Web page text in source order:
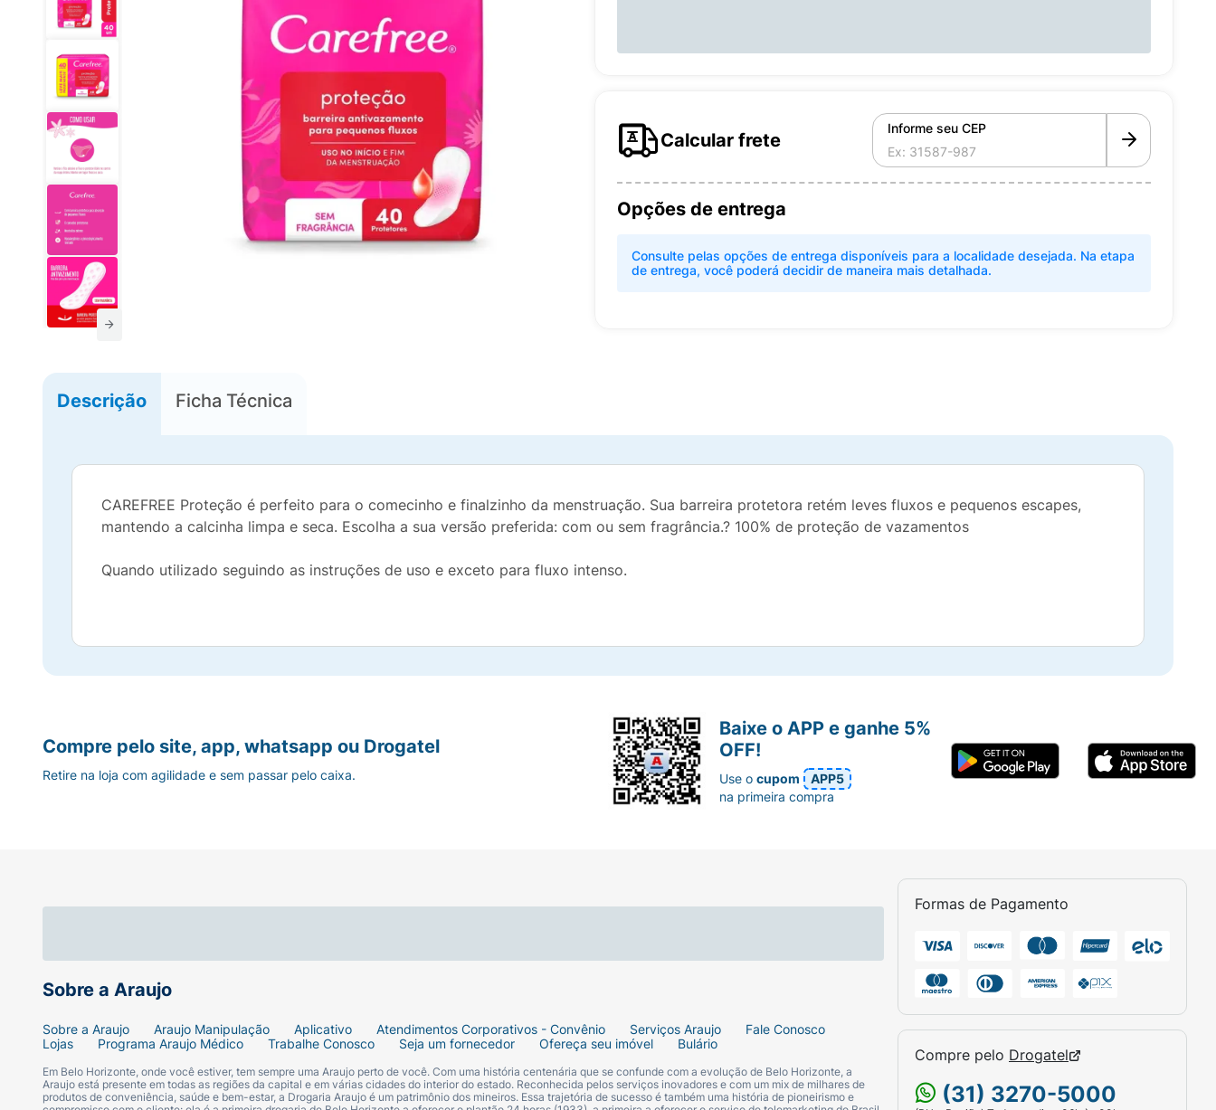
Calcular frete
Informe seu CEP
Opções de entrega
Consulte pelas opções de entrega disponíveis para a localidade desejada. Na etapa
de entrega, você poderá decidir de maneira mais detalhada.
Descrição Ficha Técnica
CAREFREE Proteção é perfeito para o comecinho e finalzinho da menstruação. Sua barreira protetora retém leves fluxos e pequenos escapes,
mantendo a calcinha limpa e seca. Escolha a sua versão preferida: com ou sem fragrância.? 100% de proteção de vazamentos
Quando utilizado seguindo as instruções de uso e exceto para fluxo intenso.
Sobre a Araujo
Sobre a Araujo Araujo Manipulação Aplicativo Atendimentos Corporativos - Convênio Serviços Araujo
Fale Conosco
Lojas
Programa Araujo Médico Trabalhe Conosco Seja um fornecedor Ofereça seu imóvel Bulário
Em Belo Horizonte, onde você estiver, tem sempre uma Araujo perto de você. Com uma história centenária que se confunde com a evolução de Belo Horizonte, a
Araujo está presente em todas as regiões da capital e em várias cidades do interior do estado. Reconhecida pelos serviços inovadores e com um mix de milhares de
produtos de conveniência, saúde e bem-estar, a Drogaria Araujo é um patrimônio dos mineiros. Essa trajetória de sucesso é também uma história de pioneirismo e
Formas de Pagamento
Compre pelo Drogatel
(31) 3270-5000
Compre pelo site, app, whatsapp ou Drogatel
Retire na loja com agilidade e sem passar pelo caixa.
Baixe o APP e ganhe 5%
OFF!
Use ocupom
APP5
na primeira compra